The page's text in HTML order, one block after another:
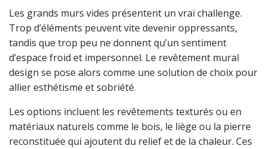
Les grands murs vides présentent un vrai challenge.
Trop d’éléments peuvent vite devenir oppressants,
tandis que trop peu ne donnent qu’un sentiment
d’espace froid et impersonnel. Le revêtement mural
design se pose alors comme une solution de choix pour
allier esthétisme et sobriété.
Les options incluent les revêtements texturés ou en
matériaux naturels comme le bois, le liège ou la pierre
reconstituée qui ajoutent du relief et de la chaleur. Ces